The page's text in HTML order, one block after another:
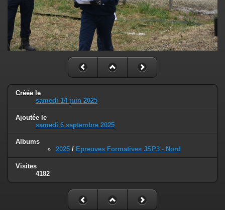
Créée le
samedi 14 juin 2025
Ajoutée le
samedi 6 septembre 2025
Albums
2025 / Epreuves Formatives JSP3 - Nord
Visites
4182